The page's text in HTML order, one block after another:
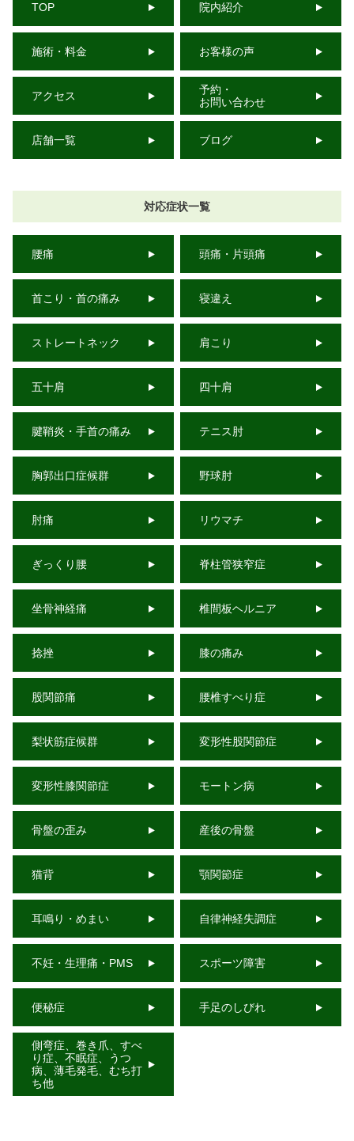
TOP 院内紹介
施術・料金 お客様の声
アクセス
予約・
お問い合わせ
店舗一覧 ブログ
対応症状一覧
腰痛 頭痛・片頭痛
首こり・首の痛み 寝違え
ストレートネック 肩こり
五十肩 四十肩
腱鞘炎・手首の痛み テニス肘
胸郭出口症候群 野球肘
肘痛 リウマチ
ぎっくり腰 脊柱管狭窄症
坐骨神経痛 椎間板ヘルニア
捻挫 膝の痛み
股関節痛 腰椎すべり症
梨状筋症候群 変形性股関節症
変形性膝関節症 モートン病
骨盤の歪み 産後の骨盤
猫背 顎関節症
耳鳴り・めまい 自律神経失調症
不妊・生理痛・PMS スポーツ障害
便秘症 手足のしびれ
側弯症、巻き爪、すべ
り症、不眠症、うつ
病、薄毛発毛、むち打
ち他